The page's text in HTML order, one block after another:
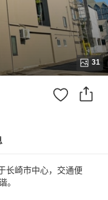
31
长崎市中心，交通便
。